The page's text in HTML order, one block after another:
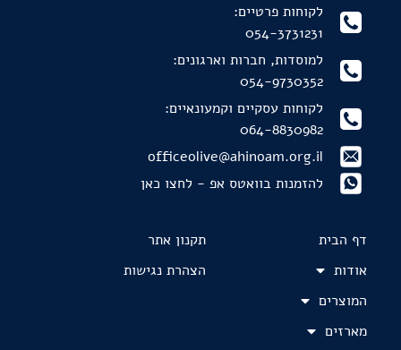
דף הבית
אודות
המוצרים
מארזים
תקנון אתר
הצהרת נגישות
לקוחות פרטיים:
054-3731231
למוסדות, חברות וארגונים:
054-9730352
לקוחות עסקיים וקמעונאיים:
064-8830982
officeolive@ahinoam.org.il
להזמנות בוואטס אפ - לחצו כאן